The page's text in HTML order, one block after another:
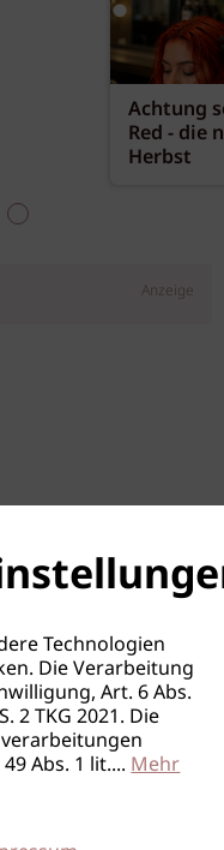
Achtung
Red - die
Herbst
Anzeige
Technologien
Die Verarbeitung
Art. 6 Abs.
2 TKG 2021. Die
Abs. 1 lit....Mehr